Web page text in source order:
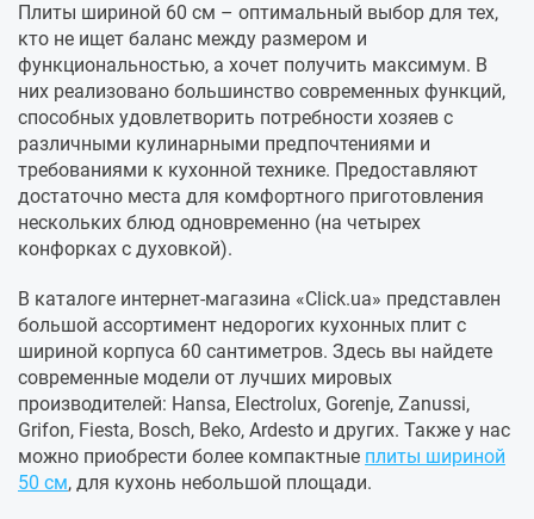
Плиты шириной 60 см – оптимальный выбор для тех,
кто не ищет баланс между размером и
функциональностью, а хочет получить максимум. В
них реализовано большинство современных функций,
способных удовлетворить потребности хозяев с
различными кулинарными предпочтениями и
требованиями к кухонной технике. Предоставляют
достаточно места для комфортного приготовления
нескольких блюд одновременно (на четырех
конфорках с духовкой).
В каталоге интернет-магазина «Click.ua» представлен
большой ассортимент недорогих кухонных плит с
шириной корпуса 60 сантиметров. Здесь вы найдете
современные модели от лучших мировых
производителей: Hansa, Electrolux, Gorenje, Zanussi,
Grifon, Fiesta, Bosch, Beko, Ardesto и других. Также у нас
можно приобрести более компактные плиты шириной
50 см, для кухонь небольшой площади.